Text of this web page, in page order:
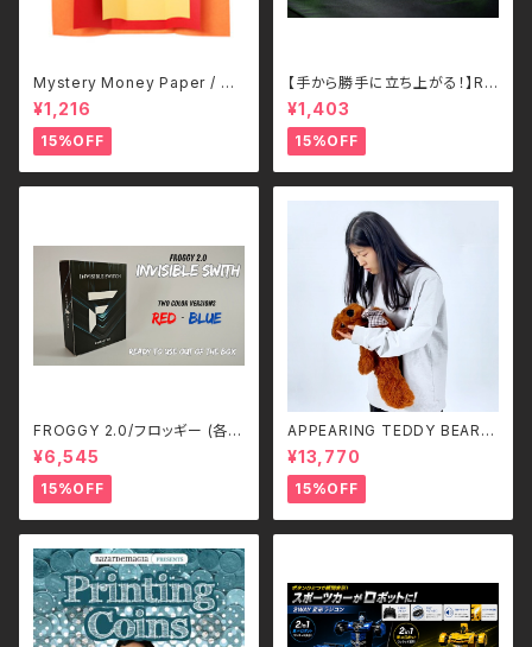
Mystery Money Paper / ミ
ステリー・マネー・ペーパー
¥1,216
15%OFF
【手から勝手に立ち上がる！】Ris
ing Wand – Murphy’s Magic
¥1,403
15%OFF
FROGGY 2.0/フロッギー (各
色) by Erick White
¥6,545
15%OFF
APPEARING TEDDY BEAR
（SMALL）
¥13,770
15%OFF